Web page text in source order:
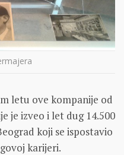
letu ove kompanije od
je izveo i let dug 14.500
koji se ispostavio
karijeri.